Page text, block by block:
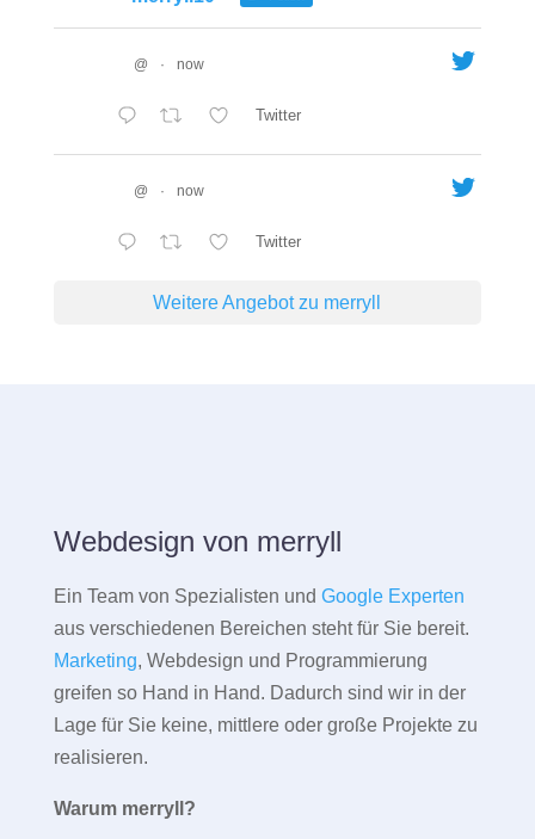
@ · now
Twitter
@ · now
Twitter
Weitere Angebot zu merryll
Webdesign von merryll
Ein Team von Spezialisten und Google Experten
aus verschiedenen Bereichen steht für Sie bereit.
Marketing, Webdesign und Programmierung
greifen so Hand in Hand. Dadurch sind wir in der
Lage für Sie keine, mittlere oder große Projekte zu
realisieren.
Warum merryll?